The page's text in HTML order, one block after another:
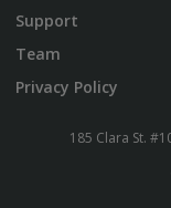
Support
Team
Privacy Policy
185 Clara St.